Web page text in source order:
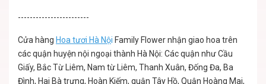
------------------------
Cửa hàng Hoa tươi Hà Nội Family Flower nhận giao hoa trên
các quận huyện nội ngoại thành Hà Nội: Các quận như Cầu
Giấy, Bắc Từ Liêm, Nam từ Liêm, Thanh Xuân, Đống Đa, Ba
Đình, Hai Bà trưng, Hoàn Kiếm, quận Tây Hồ, Quận Hoàng Mai,